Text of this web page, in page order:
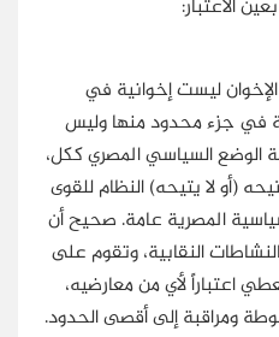
الاعتبار:
ليست إخوانية في
في جزء محدود منها وليس
الوضع السياسي المصري ككل،
(أو لا يتيحه) النظام للقوى
المصرية عامة. صحيح أن
النقابية، وتقوم على
اعتباراً لأي من معارضيه،
ومراقبة إلى أقصى الحدود.